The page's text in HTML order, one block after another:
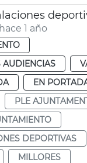
1 año
AUDIENCIAS
EN
PLE
DEPORTIVAS
MILLORES